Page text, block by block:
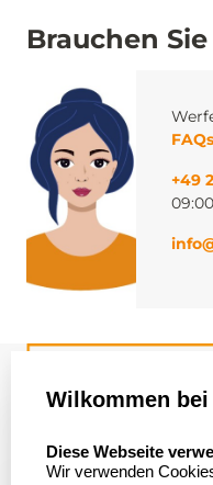
Brauchen
FAQs
+49
Asterlager Straße
Wilkommen
Diese Webseite
Wir verwenden